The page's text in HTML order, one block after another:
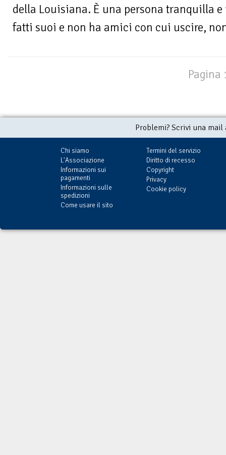
della Louisiana. È una persona tranquilla
fatti suoi e non ha amici con cui uscire,
Pagina
Problemi? Scrivi una
Chi siamo
L'Associazione
Informazioni sui
pagamenti
Informazioni sulle
spedizioni
Come usare il sito
Termini del servizio
Diritto di recesso
Copyright
Privacy
Cookie policy